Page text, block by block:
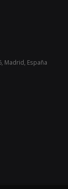
Madrid, España